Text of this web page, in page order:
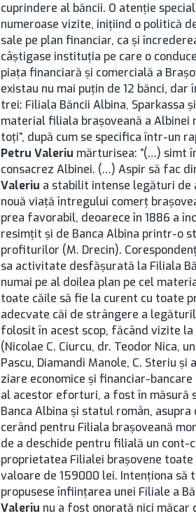
cuprindere al băncii. O atenţie
numeroase vizite, iniţiind o politică
sale pe plan financiar, ca şi
câştigase instituţia pe care o
piaţa financiară şi comercială a
existau nu mai puţin de 12 bănci,
trei: Filiala Băncii Albina, Sparkassa
material filiala braşoveană a Albinei
toţi”, după cum se specifica într-un
Petru Valeriu mărturisea: ”(…) simt
consacrez Albinei. (…) Aspir să fac
Valeriu a stabilit intense legături de
nouă viaţă întregului comerţ
prea favorabil, deoarece în 1886 a
resimţit şi de Banca Albina printr-o
profiturilor (M. Drecin).
sa activitate desfăşurată la Filiala
numai pe al doilea plan pe cel
toate căile să fie la curent cu toate
adecvate căi de strângere a
folosit în acest scop, făcând vizite
(Nicolae C. Ciurcu, dr. Teodor Nica,
Pascu, Diamandi Manole, C. Steriu
ziare economice şi financiar-
al acestor eforturi, a fost în măsură
Banca Albina şi statul român,
cerând pentru Filiala braşoveană
de a deschide pentru filială un cont-
proprietatea Filialei braşovene
valoare de 159000 lei. Intenţiona să
propusese înfiinţarea unei Filiale a
Valeriu nu a fost onorată nici măcar